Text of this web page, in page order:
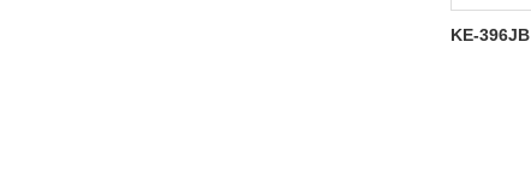
KE-396JB